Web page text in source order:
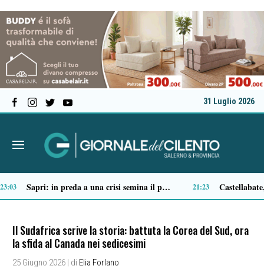
31 Luglio 2026
14:51 14:49
Il Sudafrica scrive la storia: battuta la Corea del Sud, ora
la sfida al Canada nei sedicesimi
25 Giugno 2026 | di Elia Forlano